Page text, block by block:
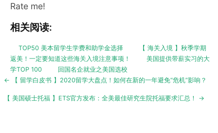
Rate me!
相关阅读:
TOP50 美本留学生学费和助学金选择
【 海关入境 】秋季学期
返美！一定要知道这些海关入境注意事项！
美国提供带薪实习的大
学TOP 100
回国名企就业之美国选校
Post
← 【 留学白皮书 】2020留学大盘点！如何在新的一年避免“危机”影响？
【 美国硕士托福 】ETS官方发布：全美最佳研究生院托福要求汇总！ →